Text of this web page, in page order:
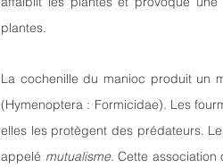
plantes.
La cochenille du manioc produit un
(Hymenoptera : Formicidae). Les
elles les protègent des prédateurs.
appelé mutualisme. Cette